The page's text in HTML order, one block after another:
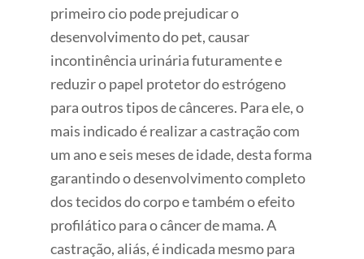
primeiro cio pode prejudicar o
desenvolvimento do pet, causar
incontinência urinária futuramente e
reduzir o papel protetor do estrógeno
para outros tipos de cânceres. Para ele, o
mais indicado é realizar a castração com
um ano e seis meses de idade, desta forma
garantindo o desenvolvimento completo
dos tecidos do corpo e também o efeito
profilático para o câncer de mama. A
castração, aliás, é indicada mesmo para